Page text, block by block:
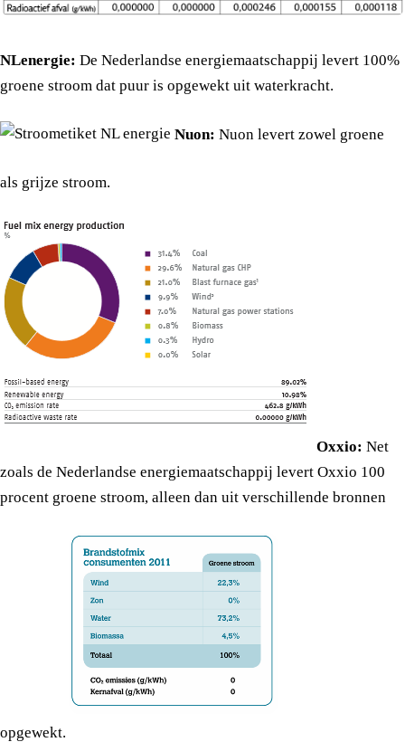
NLenergie: De Nederlandse energiemaatschappij levert 100%
groene stroom dat puur is opgewekt uit waterkracht.
Nuon: Nuon levert zowel groene
als grijze stroom.
Oxxio: Net
zoals de Nederlandse energiemaatschappij levert Oxxio 100
procent groene stroom, alleen dan uit verschillende bronnen
opgewekt.